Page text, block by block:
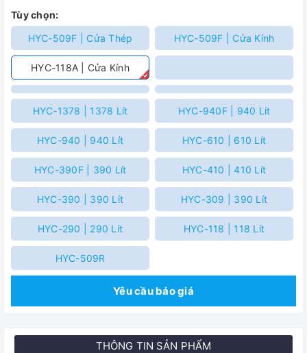
Tùy chọn:
HYC-509F | Cửa Thép
HYC-509F | Cửa Kính
HYC-118A | Cửa Kính
HYC-1378 | 1378 Lít HYC-940F | 940 Lít
HYC-940 | 940 Lít HYC-610 | 610 Lít
HYC-390F | 390 Lít HYC-410 | 410 Lít
HYC-390 | 390 Lít HYC-309 | 390 Lít
HYC-290 | 290 Lít HYC-118 | 118 Lít
HYC-509R
Yêu cầu báo giá
THÔNG TIN SẢN PHẨM